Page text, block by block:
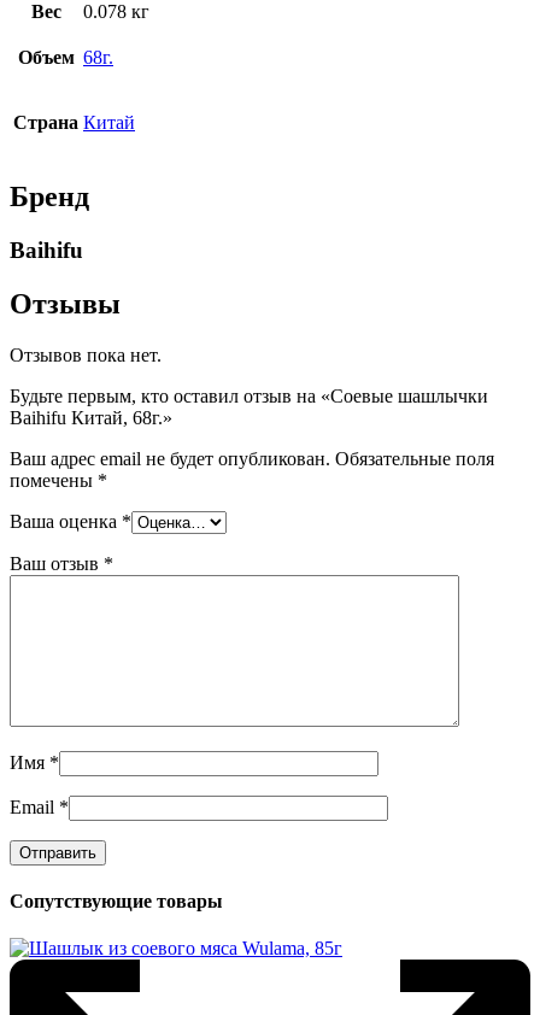
Вес 0.078 кг
Объем 68г.
Страна Китай
Бренд
Baihifu
Отзывы
Отзывов пока нет.
Будьте первым, кто оставил отзыв на «Соевые шашлычки
Baihifu Китай, 68г.»
Ваш адрес email не будет опубликован. Обязательные поля
помечены *
Ваша оценка *
Ваш отзыв *
Имя *
Email *
Сопутствующие товары